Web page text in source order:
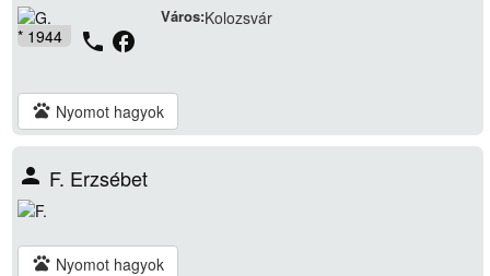
* 1944
Város:Kolozsvár
phone facebook
pets Nyomot hagyok
person F. Erzsébet
pets Nyomot hagyok